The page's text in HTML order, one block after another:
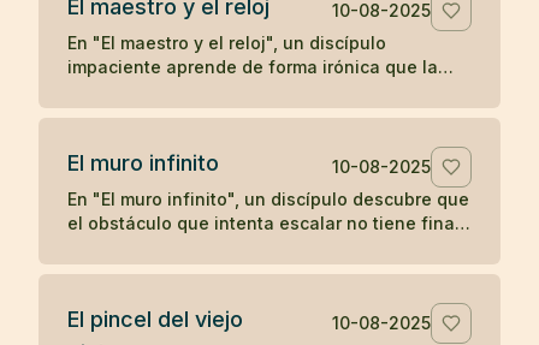
nuestro propio corazón.
El maestro y el reloj
10-08-2025
En "El maestro y el reloj", un discípulo
impaciente aprende de forma irónica que la
enseñanza zen sobre la paciencia y la espera.
El muro infinito
10-08-2025
En "El muro infinito", un discípulo descubre que
el obstáculo que intenta escalar no tiene final,
necesitaba superarlo.
El pincel del viejo
10-08-2025